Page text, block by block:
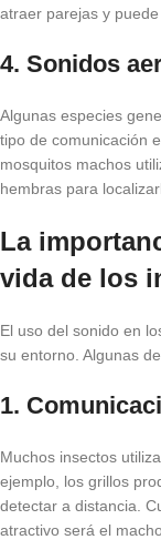
atraer parejas y
4. Sonidos
Algunas especies
tipo de comunicación
mosquitos machos
hembras para
La
vida de los
El uso del sonido en
su entorno. Algunas
1.
Muchos insectos
ejemplo, los grillos
detectar a distancia.
atractivo será el